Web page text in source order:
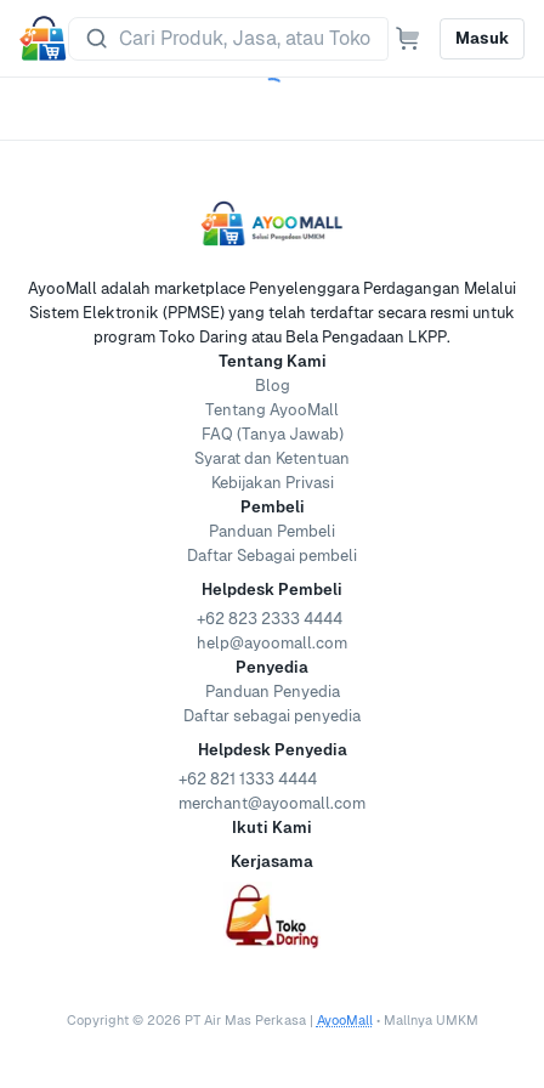
Masuk
AyooMall adalah marketplace Penyelenggara Perdagangan Melalui
Sistem Elektronik (PPMSE) yang telah terdaftar secara resmi untuk
program Toko Daring atau Bela Pengadaan LKPP.
Tentang Kami
Blog
Tentang AyooMall
FAQ (Tanya Jawab)
Syarat dan Ketentuan
Kebijakan Privasi
Pembeli
Panduan Pembeli
Daftar Sebagai pembeli
Helpdesk Pembeli
+62 823 2333 4444
help@ayoomall.com
Penyedia
Panduan Penyedia
Daftar sebagai penyedia
Helpdesk Penyedia
+62 821 1333 4444
merchant@ayoomall.com
Ikuti Kami
Kerjasama
Copyright © 2026 PT Air Mas Perkasa | AyooMall • Mallnya UMKM